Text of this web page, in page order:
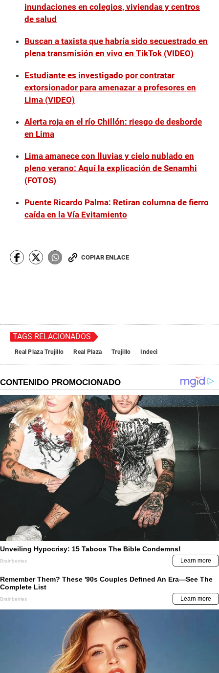
inundaciones en colegios, viviendas y centros
de salud
Buscan a taxista que habría sido secuestrado en
plena transmisión en vivo en TikTok (VIDEO)
Estudiante es investigado por contratar
extorsionador para amenazar a profesores en
Lima (VIDEO)
Alerta roja en el río Chillón: riesgo de desborde
en Lima
Lima amanece con lluvias y cielo nublado en
pleno verano: Aquí la explicación de Senamhi
(FOTOS)
Puente Ricardo Palma: Retiran columna de fierro
caída en la Vía Evitamiento
COPIAR ENLACE
TAGS RELACIONADOS
Real Plaza Trujillo Real Plaza Trujillo Indeci